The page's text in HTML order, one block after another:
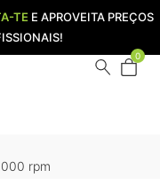
TE E APROVEITA PREÇOS
0
rpm